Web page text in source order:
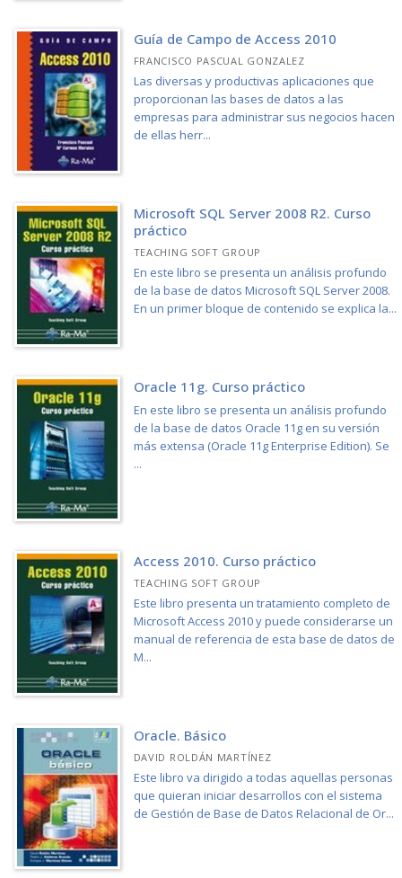
Guía de Campo de Access 2010
FRANCISCO PASCUAL GONZALEZ
Las diversas y productivas aplicaciones que
proporcionan las bases de datos a las
empresas para administrar sus negocios hacen
de ellas herr...
Microsoft SQL Server 2008 R2. Curso
práctico
TEACHING SOFT GROUP
En este libro se presenta un análisis profundo
de la base de datos Microsoft SQL Server 2008.
En un primer bloque de contenido se explica la...
Oracle 11g. Curso práctico
En este libro se presenta un análisis profundo
de la base de datos Oracle 11g en su versión
más extensa (Oracle 11g Enterprise Edition). Se
...
Access 2010. Curso práctico
TEACHING SOFT GROUP
Este libro presenta un tratamiento completo de
Microsoft Access 2010 y puede considerarse un
manual de referencia de esta base de datos de
M...
Oracle. Básico
DAVID ROLDÁN MARTÍNEZ
Este libro va dirigido a todas aquellas personas
que quieran iniciar desarrollos con el sistema
de Gestión de Base de Datos Relacional de Or...